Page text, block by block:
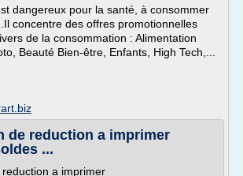
dangereux pour la santé, à consommer
concentre des offres promotionnelles
de la consommation : Alimentation
Beauté Bien-être, Enfants, High Tech,...
de reduction a imprimer
...
a imprimer